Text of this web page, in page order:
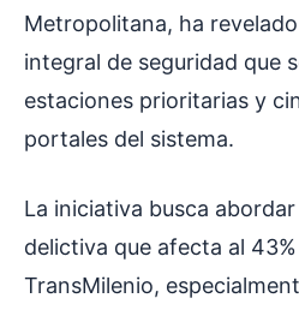
Metropolitana, ha
integral de seguridad que
estaciones prioritarias y
portales del sistema.
La iniciativa busca
delictiva que afecta al
TransMilenio,